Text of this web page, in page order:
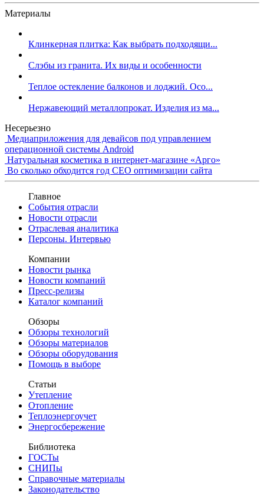
Материалы
Клинкерная плитка: Как выбрать подходящи...
Слэбы из гранита. Их виды и особенности
Теплое остекление балконов и лоджий. Осо...
Нержавеющий металлопрокат. Изделия из ма...
Несерьезно
Медиаприложения для девайсов под управлением
операционной системы Android
Натуральная косметика в интернет-магазине «Арго»
Во сколько обходится год СЕО оптимизации сайта
Главное
События отрасли
Новости отрасли
Отраслевая аналитика
Персоны. Интервью
Компании
Новости рынка
Новости компаний
Пресс-релизы
Каталог компаний
Обзоры
Обзоры технологий
Обзоры материалов
Обзоры оборудования
Помощь в выборе
Статьи
Утепление
Отопление
Теплоэнергоучет
Энергосбережение
Библиотека
ГОСТы
СНИПы
Справочные материалы
Законодательство